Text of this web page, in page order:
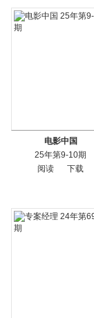
电影中国
25年第9-10期
阅读
下载